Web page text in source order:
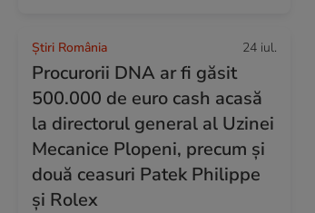
Știri România 24 iul.
Procurorii DNA ar fi găsit
500.000 de euro cash acasă
la directorul general al Uzinei
Mecanice Plopeni, precum și
două ceasuri Patek Philippe
și Rolex